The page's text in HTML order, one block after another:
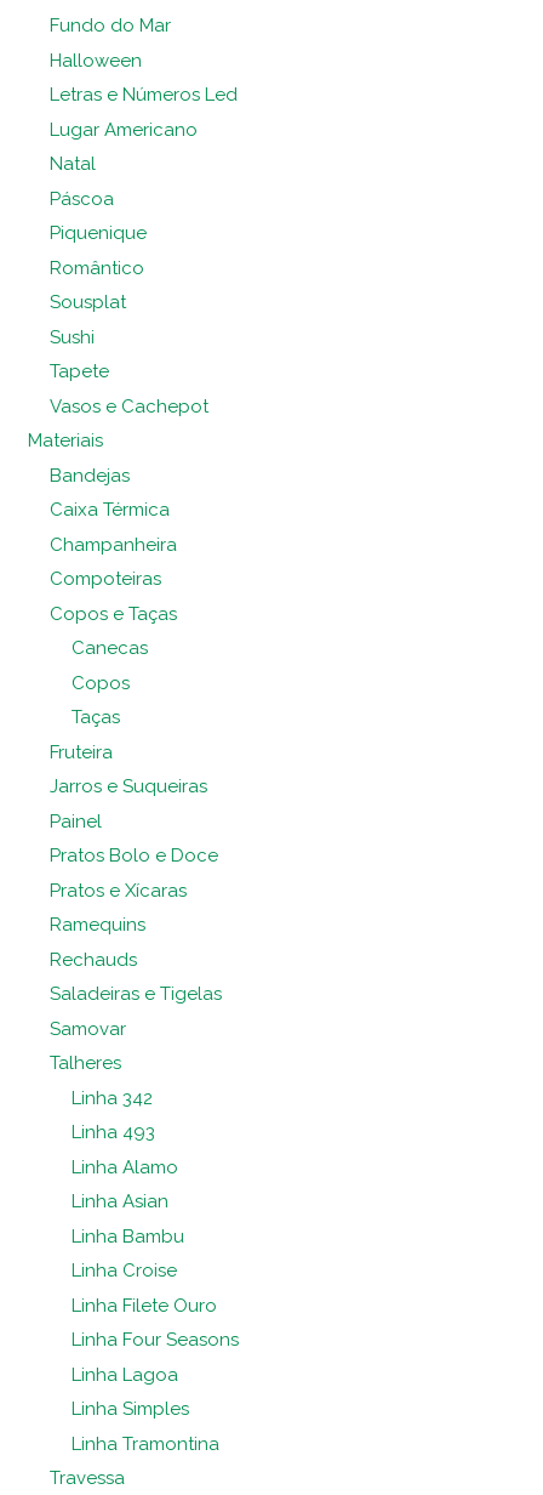
Fundo do Mar
Halloween
Letras e Números Led
Lugar Americano
Natal
Páscoa
Piquenique
Romântico
Sousplat
Sushi
Tapete
Vasos e Cachepot
Materiais
Bandejas
Caixa Térmica
Champanheira
Compoteiras
Copos e Taças
Canecas
Copos
Taças
Fruteira
Jarros e Suqueiras
Painel
Pratos Bolo e Doce
Pratos e Xícaras
Ramequins
Rechauds
Saladeiras e Tigelas
Samovar
Talheres
Linha 342
Linha 493
Linha Alamo
Linha Asian
Linha Bambu
Linha Croise
Linha Filete Ouro
Linha Four Seasons
Linha Lagoa
Linha Simples
Linha Tramontina
Travessa